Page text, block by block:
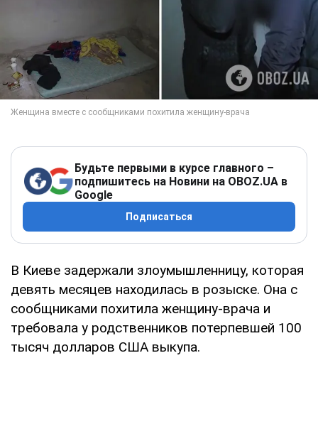
Будьте первыми в курсе главного –
подпишитесь на Новини на OBOZ.UA в
Google
Подписаться
В Киеве задержали злоумышленницу, которая
девять месяцев находилась в розыске. Она с
сообщниками похитила женщину-врача и
требовала у родственников потерпевшей 100
тысяч долларов США выкупа.